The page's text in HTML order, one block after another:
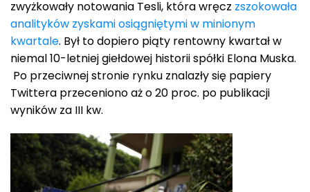
zwyżkowały notowania Tesli, która wręcz zszokowała
analityków zyskami osiągniętymi w minionym
kwartale. Był to dopiero piąty rentowny kwartał w
niemal 10-letniej giełdowej historii spółki Elona Muska.
Po przeciwnej stronie rynku znalazły się papiery
Twittera przeceniono aż o 20 proc. po publikacji
wyników za III kw.